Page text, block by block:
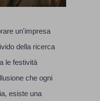
un'impresa
della ricerca
le festività
che ogni
esiste una